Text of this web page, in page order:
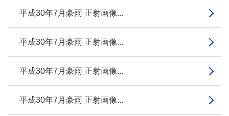
平成30年7月豪雨 正射画像...
平成30年7月豪雨 正射画像...
平成30年7月豪雨 正射画像...
平成30年7月豪雨 正射画像...